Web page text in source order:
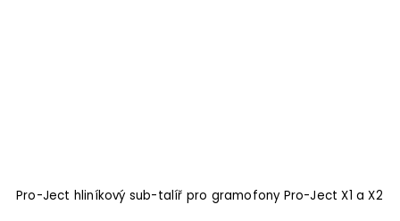
Pro-Ject hliníkový sub-talíř pro gramofony Pro-Ject X1 a X2